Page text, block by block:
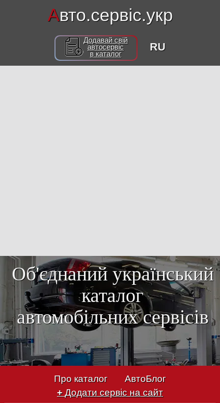
Авто.сервіс.укр
Додавай свій
автосервіс
в каталог
RU
Об'єднаний український
каталог
автомобільних сервісів
Про каталог
АвтоБлог
+ Додати сервіс на сайт